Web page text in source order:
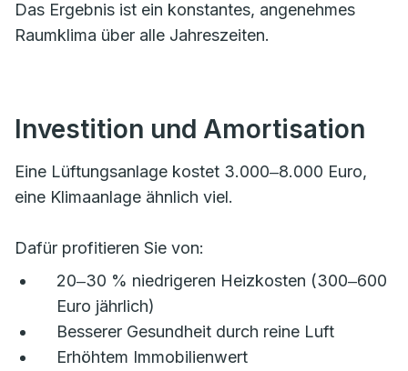
Das Ergebnis ist ein konstantes, angenehmes
Raumklima über alle Jahreszeiten.
Investition und Amortisation
Eine Lüftungsanlage kostet 3.000‒8.000 Euro,
eine Klimaanlage ähnlich viel.
Dafür profitieren Sie von:
20‒30 % niedrigeren Heizkosten (300‒600
Euro jährlich)
Besserer Gesundheit durch reine Luft
Erhöhtem Immobilienwert